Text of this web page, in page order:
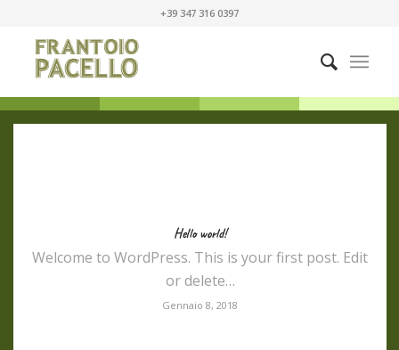
+39 347 316 0397
Hello world!
Welcome to WordPress. This is your first post. Edit
or delete…
Gennaio 8, 2018